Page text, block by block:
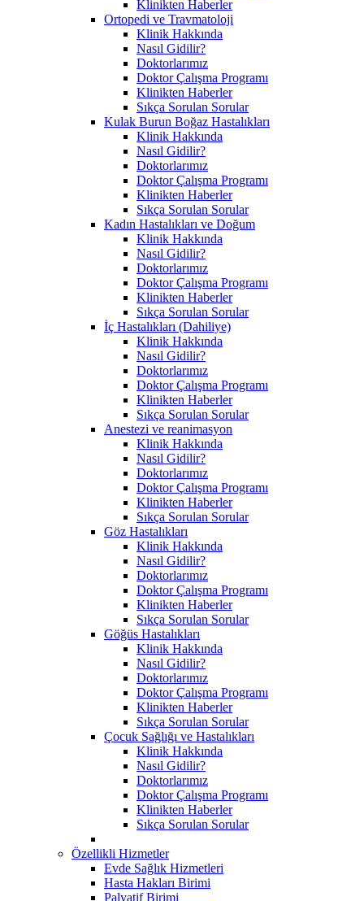
Klinikten Haberler
Ortopedi ve Travmatoloji
Klinik Hakkında
Nasıl Gidilir?
Doktorlarımız
Doktor Çalışma Programı
Klinikten Haberler
Sıkça Sorulan Sorular
Kulak Burun Boğaz Hastalıkları
Klinik Hakkında
Nasıl Gidilir?
Doktorlarımız
Doktor Çalışma Programı
Klinikten Haberler
Sıkça Sorulan Sorular
Kadın Hastalıkları ve Doğum
Klinik Hakkında
Nasıl Gidilir?
Doktorlarımız
Doktor Çalışma Programı
Klinikten Haberler
Sıkça Sorulan Sorular
İç Hastalıkları (Dahiliye)
Klinik Hakkında
Nasıl Gidilir?
Doktorlarımız
Doktor Çalışma Programı
Klinikten Haberler
Sıkça Sorulan Sorular
Anestezi ve reanimasyon
Klinik Hakkında
Nasıl Gidilir?
Doktorlarımız
Doktor Çalışma Programı
Klinikten Haberler
Sıkça Sorulan Sorular
Göz Hastalıkları
Klinik Hakkında
Nasıl Gidilir?
Doktorlarımız
Doktor Çalışma Programı
Klinikten Haberler
Sıkça Sorulan Sorular
Göğüs Hastalıkları
Klinik Hakkında
Nasıl Gidilir?
Doktorlarımız
Doktor Çalışma Programı
Klinikten Haberler
Sıkça Sorulan Sorular
Çocuk Sağlığı ve Hastalıkları
Klinik Hakkında
Nasıl Gidilir?
Doktorlarımız
Doktor Çalışma Programı
Klinikten Haberler
Sıkça Sorulan Sorular
Özellikli Hizmetler
Evde Sağlık Hizmetleri
Hasta Hakları Birimi
Palyatif Birimi